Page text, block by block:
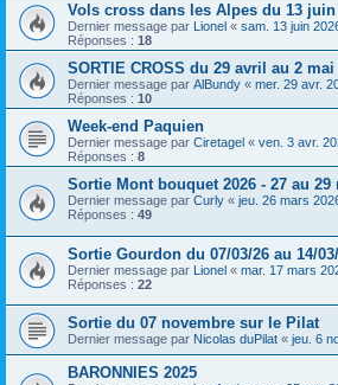
Vols cross dans les Alpes du 13
Dernier message par Lionel « sam. 13 juin
Réponses : 18
SORTIE CROSS du 29 avril au 2 mai
Dernier message par AlBundy « mer. 29 avr.
Réponses : 10
Week-end Paquien
Dernier message par Ciretagel « ven. 3 avr.
Réponses : 8
Sortie Mont bouquet 2026 - 27 au 29
Dernier message par Curly « jeu. 26 mars
Réponses : 49
Sortie Gourdon du 07/03/26 au 14/
Dernier message par Lionel « mar. 17 mars
Réponses : 22
Sortie du 07 novembre sur le Pilat
Dernier message par Nicolas duPilat « jeu. 6
BARONNIES 2025